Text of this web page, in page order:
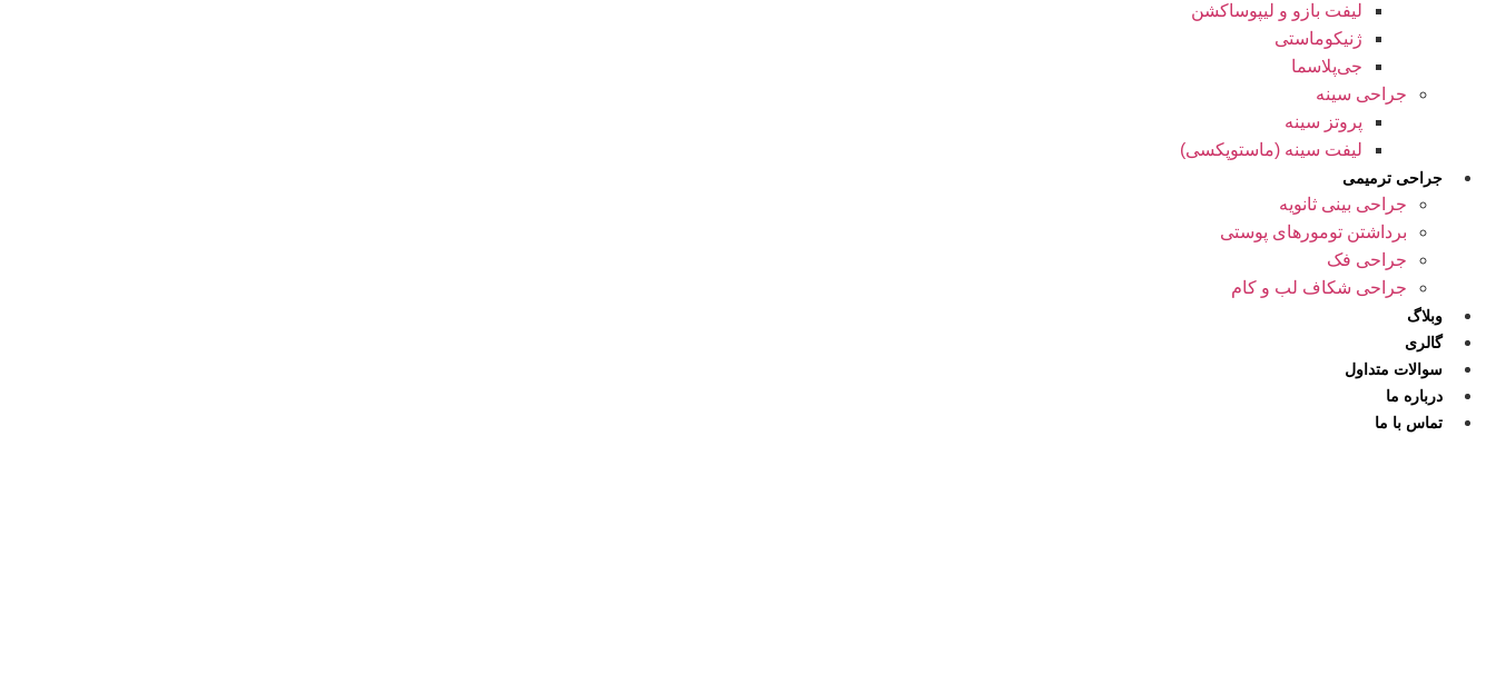
لیفت بازو و لیپوساکشن
ژنیکوماستی
جی‌پلاسما
جراحی سینه
پروتز سینه
لیفت سینه (ماستوپکسی)
جراحی ترمیمی
جراحی بینی ثانویه
برداشتن تومورهای پوستی
جراحی فک
جراحی شکاف لب و کام
وبلاگ
گالری
سوالات متداول
درباره ما
تماس با ما